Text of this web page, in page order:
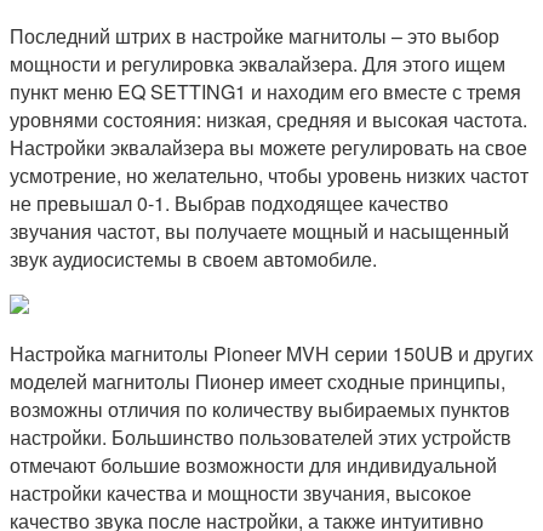
Последний штрих в настройке магнитолы – это выбор
мощности и регулировка эквалайзера. Для этого ищем
пункт меню EQ SETTING1 и находим его вместе с тремя
уровнями состояния: низкая, средняя и высокая частота.
Настройки эквалайзера вы можете регулировать на свое
усмотрение, но желательно, чтобы уровень низких частот
не превышал 0-1. Выбрав подходящее качество
звучания частот, вы получаете мощный и насыщенный
звук аудиосистемы в своем автомобиле.
Настройка магнитолы Pioneer MVH серии 150UB и других
моделей магнитолы Пионер имеет сходные принципы,
возможны отличия по количеству выбираемых пунктов
настройки. Большинство пользователей этих устройств
отмечают большие возможности для индивидуальной
настройки качества и мощности звучания, высокое
качество звука после настройки, а также интуитивно